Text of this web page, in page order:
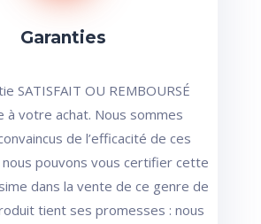
Garanties
SATISFAIT OU REMBOURSÉ
à votre achat. Nous sommes
de l’efficacité de ces
pouvons vous certifier cette
dans la vente de ce genre de
tient ses promesses : nous